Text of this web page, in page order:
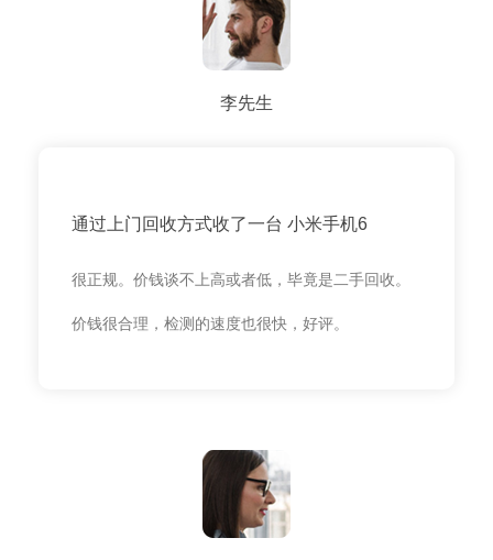
李先生
通过上门回收方式收了一台 小米手机6
很正规。价钱谈不上高或者低，毕竟是二手回收。
价钱很合理，检测的速度也很快，好评。